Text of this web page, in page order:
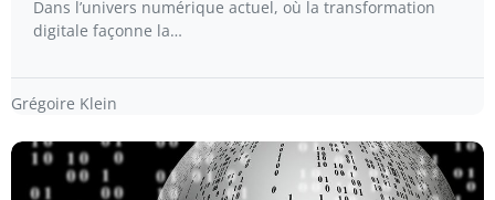
Dans l’univers numérique actuel, où la transformation
digitale façonne la…
Grégoire Klein